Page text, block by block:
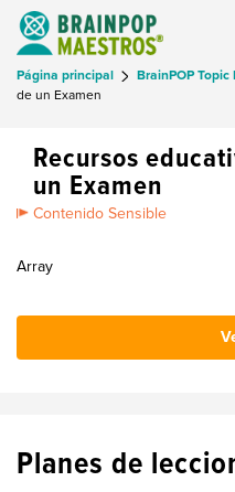
Página principal BrainPOP
de un Examen
Recursos
un Examen
Contenido Sensible
Array
Planes de